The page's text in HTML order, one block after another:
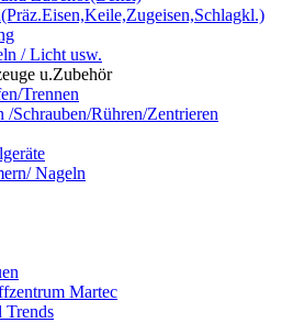
/ Licht usw.
u.Zubehör
Trennen
/Schrauben/Rühren/Zentrieren
Nageln
Martec
Trends